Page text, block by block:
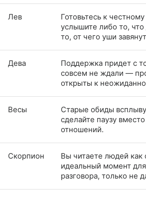
Лев
Готовьтесь к
услышите либо то,
то, от чего уши
Дева
Поддержка придет с
совсем не ждали —
открыты к
Весы
Старые обиды
сделайте паузу
отношений.
Скорпион
Вы читаете людей
идеальный момент для
разговора, только не